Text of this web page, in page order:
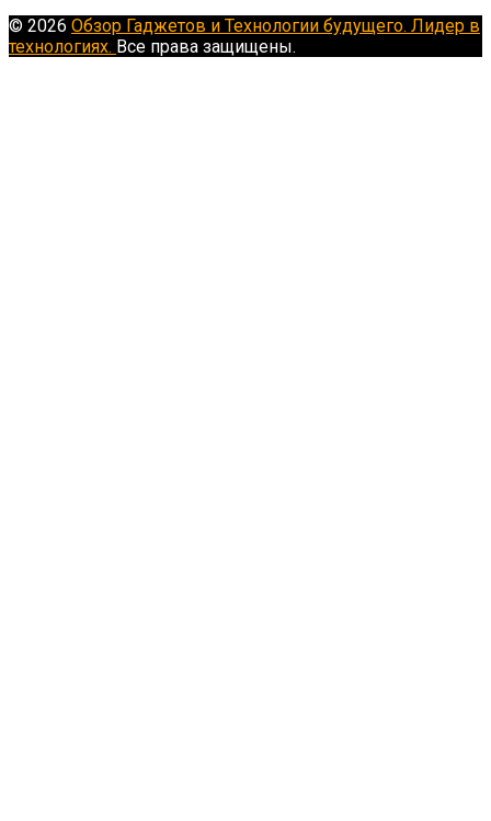
© 2026 Обзор Гаджетов и Технологии будущего. Лидер в
технологиях. Все права защищены.